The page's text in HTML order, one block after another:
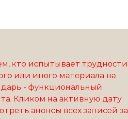
кто испытывает трудности
или иного материала на
- функциональный
Кликом на активную дату
анонсы всех записей за